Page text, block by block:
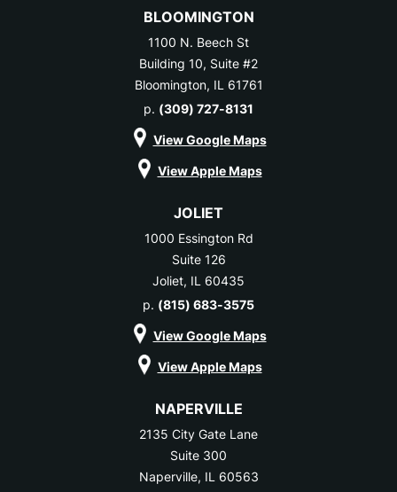
BLOOMINGTON
1100 N. Beech St
Building 10, Suite #2
Bloomington, IL 61761
p. (309) 727-8131
View Google Maps
View Apple Maps
JOLIET
1000 Essington Rd
Suite 126
Joliet, IL 60435
p. (815) 683-3575
View Google Maps
View Apple Maps
NAPERVILLE
2135 City Gate Lane
Suite 300
Naperville, IL 60563